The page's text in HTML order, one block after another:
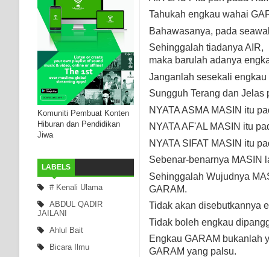
Komuniti Pembuat Konten
Hiburan dan Pendidikan
Jiwa
LABELS
# Kenali Ulama
ABDUL QADIR
JAILANI
Ahlul Bait
Bicara Ilmu
Tahukah engkau wahai
Bahawasanya, pada
Sehinggalah tiadanya AIR,
maka barulah adanya
Janganlah sesekali
Sungguh Terang dan Jelas
NYATA ASMA MASIN itu
NYATA AF'AL MASIN itu
NYATA SIFAT MASIN itu
Sebenar-benarnya MASIN
Sehinggalah Wujudnya
GARAM.
Tidak akan disebutkannya
Tidak boleh engkau
Engkau GARAM bukanlah
GARAM yang palsu.